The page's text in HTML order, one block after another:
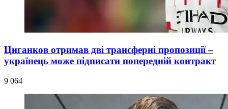
Циганков отримав дві трансферні пропозиції –
українець може підписати попередній контракт
9 064